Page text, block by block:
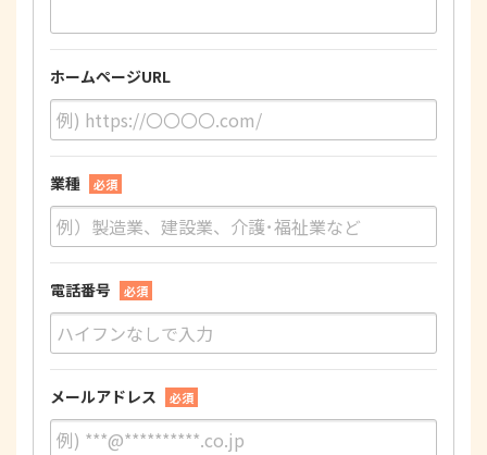
ホームページURL
業種 必須
電話番号 必須
メールアドレス 必須